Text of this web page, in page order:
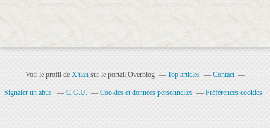
Voir le profil de X'tiansur le portail Overblog Top articles Contact
Signaler un abus C.G.U. Cookies et données personnelles Préférences cookies